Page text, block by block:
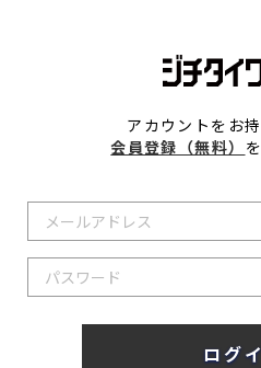
アカウントをお
会員登録（無料）